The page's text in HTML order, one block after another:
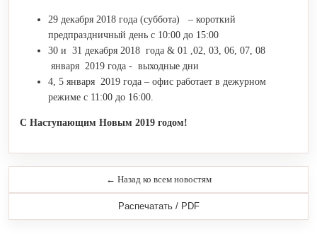
29 декабря 2018 года (суббота) – короткий
предпраздничный день с 10:00 до 15:00
30 и 31 декабря 2018 года & 01 ,02, 03, 06, 07, 08
января 2019 года - выходные дни
4, 5 января 2019 года – офис работает в дежурном
режиме с 11:00 до 16:00.
С Наступающим Новым 2019 годом!
← Назад ко всем новостям
Распечатать / PDF